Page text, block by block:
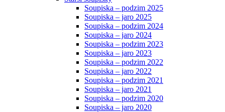
Soupiska – podzim 2025
Soupiska – jaro 2025
Soupiska – podzim 2024
Soupiska – jaro 2024
Soupiska – podzim 2023
Soupiska – jaro 2023
Soupiska – podzim 2022
Soupiska – jaro 2022
Soupiska – podzim 2021
Soupiska – jaro 2021
Soupiska – podzim 2020
Soupiska – jaro 2020